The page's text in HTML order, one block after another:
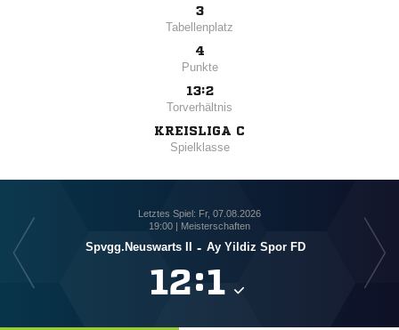
3
Tabellenplatz
4
Punkte
13:2
Torverhältnis
KREISLIGA C
Spielklasse
Letztes Spiel: Fr, 07.08.2026
19:00 | Meisterschaften
Spvgg.Neuswarts II - Ay Yildiz Spor FD
: